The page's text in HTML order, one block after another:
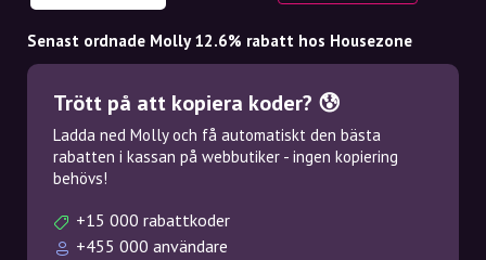
Senast ordnade Molly 12.6% rabatt hos Housezone
Trött på att kopiera koder? 😰
Ladda ned Molly och få automatiskt den bästa
rabatten i kassan på webbutiker - ingen kopiering
behövs!
+15 000 rabattkoder
+455 000 användare